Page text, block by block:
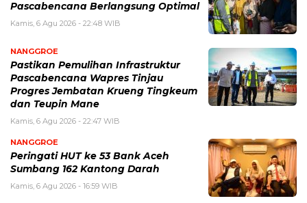
Pascabencana Berlangsung Optimal
Kamis, 6 Agu 2026 - 22:48 WIB
NANGGROE
Pastikan Pemulihan Infrastruktur
Pascabencana Wapres Tinjau
Progres Jembatan Krueng Tingkeum
dan Teupin Mane
Kamis, 6 Agu 2026 - 22:47 WIB
NANGGROE
Peringati HUT ke 53 Bank Aceh
Sumbang 162 Kantong Darah
Kamis, 6 Agu 2026 - 16:59 WIB